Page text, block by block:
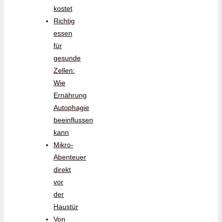
kostet
Richtig
essen
für
gesunde
Zellen:
Wie
Ernährung
Autophagie
beeinflussen
kann
Mikro-
Abenteuer
direkt
vor
der
Haustür
Von